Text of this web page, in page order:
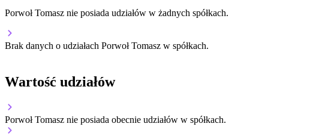
Porwoł Tomasz nie posiada udziałów w żadnych spółkach.
Brak danych o udziałach Porwoł Tomasz w spółkach.
Wartość udziałów
Porwoł Tomasz nie posiada obecnie udziałów w spółkach.